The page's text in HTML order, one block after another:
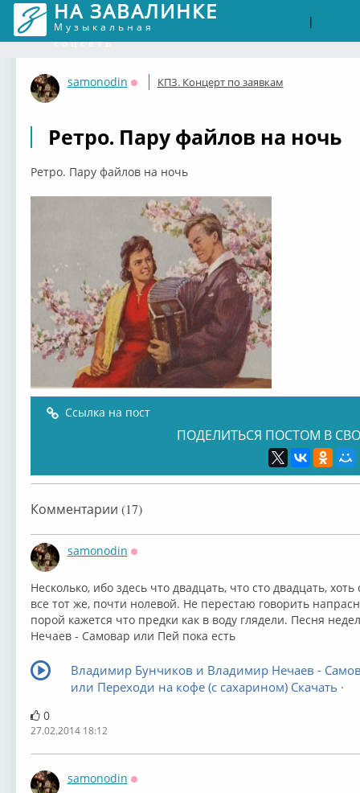
НА ЗАВАЛИНКЕ
Музыкальная
соцсеть
|
samonodin
Оффлайн
КПЗ. Концерт по заявкам
Ретро. Пару файлов на ночь
Ретро. Пару файлов на ночь
Ссылка на пост
ПОДЕЛИТЬСЯ ПОСТОМ В
Комментарии (17)
samonodin
Несколько, ибо здесь что двадцать, что сто двадцать,
все тот же, почти нолевой. Не перестаю говорить
порой кажется что предки как в воду глядели. Песня
Нечаев - Самовар или Пей пока есть
Владимир Бунчиков и Владимир Нечаев -
или Переходи на кофе (с сахарином) Скачать ·
0
27.02.2014 18:12
samonodin